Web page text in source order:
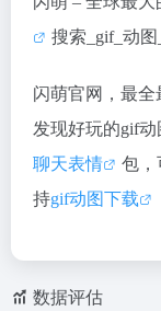
搜索_gif_动图_
闪萌官网，最全
发现好玩的gif动
聊天表情
包，
持gif动图下载
数据评估